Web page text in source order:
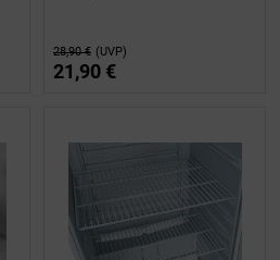
28,90 € (UVP)
21,90 €